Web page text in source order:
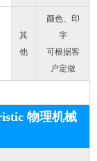
其
他
颜色、印
字
可根据客
户定做
物理机械